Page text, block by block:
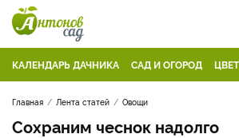
КАЛЕНДАРЬ ДАЧНИКА САД И ОГОРОД
Главная Лента статей Овощи
Сохраним чеснок надолго